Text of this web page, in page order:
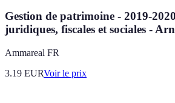
Gestion de patrimoine - 2019-
juridiques, fiscales et sociales -
Ammareal FR
3.19 EURVoir le prix